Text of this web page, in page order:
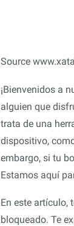
Source
¡Bienvenidos a
alguien que
trata de una
dispositivo,
embargo, si tu
Estamos aquí
En este artículo,
bloqueado. Te